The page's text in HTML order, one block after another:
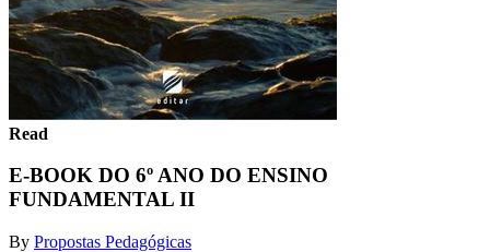
Read
E-BOOK DO 6º ANO DO ENSINO
FUNDAMENTAL II
By Propostas Pedagógicas